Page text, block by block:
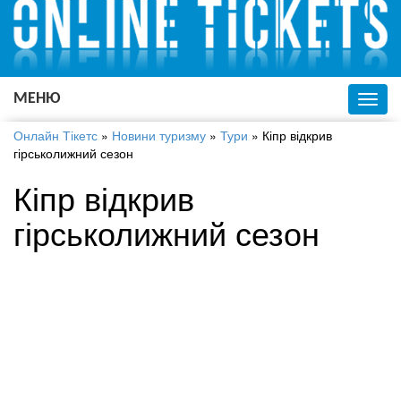
Англійська
Російська
Українська
МЕНЮ
Онлайн Тікетс » Новини туризму » Тури » Кіпр відкрив
гірськолижний сезон
Кіпр відкрив
гірськолижний сезон